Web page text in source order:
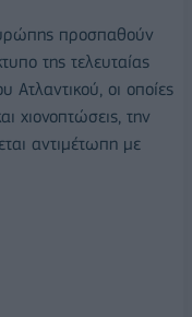
προσπαθούν
της τελευταίας
Ατλαντικού, οι οποίες
χιονοπτώσεις, την
αντιμέτωπη με